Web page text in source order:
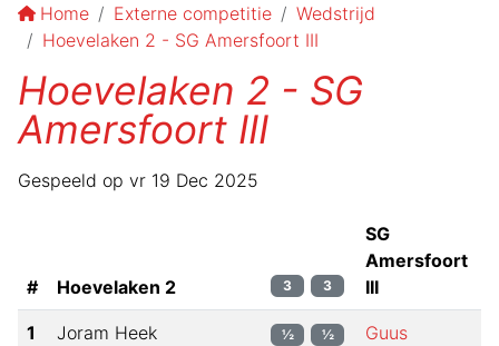
Home Externe competitie
Wedstrijd
Hoevelaken 2 - SG Amersfoort III
Hoevelaken 2 - SG
Amersfoort III
Gespeeld op vr 19 Dec 2025
# Hoevelaken 2 3 3
SG
Amersfoort
III
1
Joram Heek
½ ½
Guus